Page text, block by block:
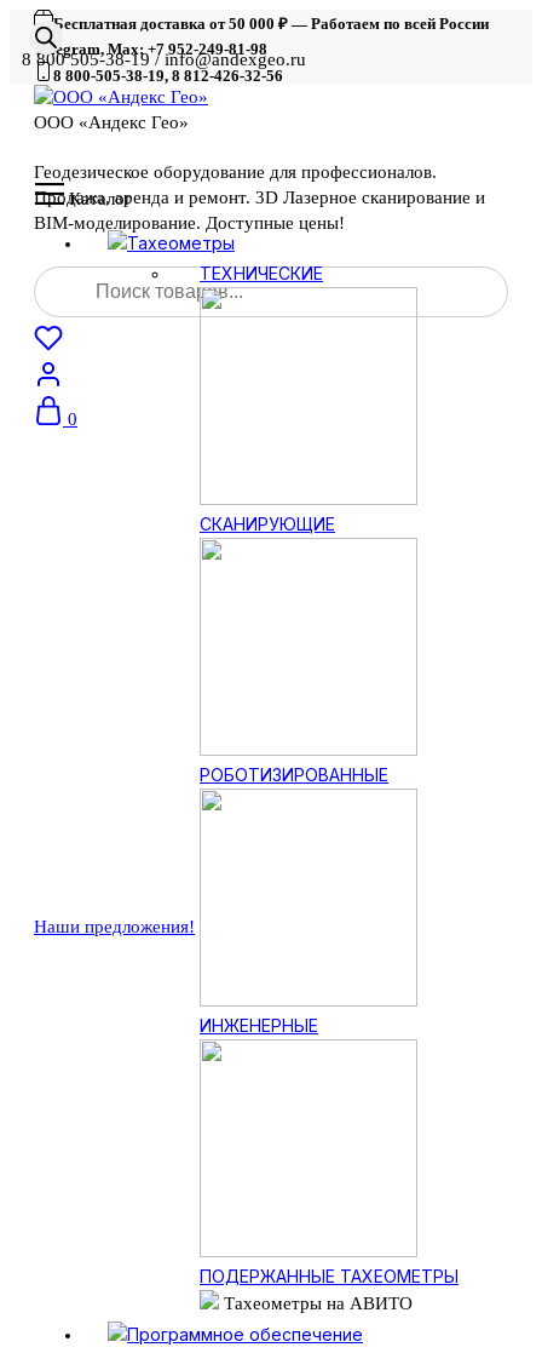
Бесплатная доставка от 50 000 ₽ — Работаем по всей России
Telegram, Max: +7 952-249-81-98
8 800-505-38-19, 8 812-426-32-56
8 800 505-38-19 / info@andexgeo.ru
ООО «Андекс Гео»
Геодезическое оборудование для профессионалов.
Продажа, аренда и ремонт. 3D Лазерное сканирование и
BIM-моделирование. Доступные цены!
Поиск
товаров
0
Наши предложения!
Каталог
Тахеометры
ТЕХНИЧЕСКИЕ
СКАНИРУЮЩИЕ
РОБОТИЗИРОВАННЫЕ
ИНЖЕНЕРНЫЕ
ПОДЕРЖАННЫЕ ТАХЕОМЕТРЫ
Тахеометры на АВИТО
Программное обеспечение